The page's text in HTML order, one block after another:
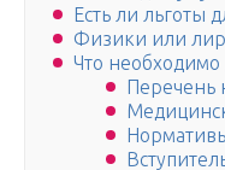
Есть ли льготы
Физики или
Что необходимо
Перечень